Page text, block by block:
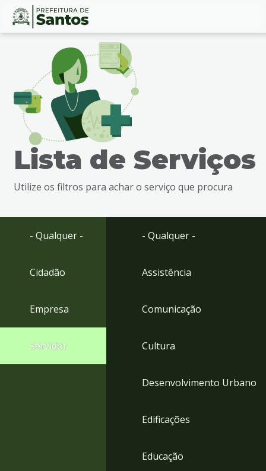
Ir
busca
Ir
Conteúdo
Lista de Serviços
Utilize os filtros para achar o serviço que procura
- Qualquer -
Cidadão
Empresa
Servidor
- Qualquer -
Assistência
Comunicação
Cultura
Desenvolvimento Urbano
Edificações
Educação